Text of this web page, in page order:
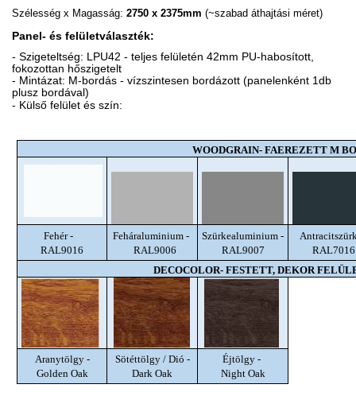
Szélesség x Magasság: 2750 x 2375mm (~szabad áthajtási méret)
Panel- és felületválaszték:
- Szigeteltség: LPU42 - teljes felületén 42mm PU-habosított,
fokozottan hőszigetelt
- Mintázat: M-bordás - vízszintesen bordázott (panelenként 1db
plusz bordával)
- Külső felület és szín:
WOODGRAIN- FAEREZETT M
Fehér -
RAL9016
Feháraluminium -
RAL9006
Szürkealuminium -
RAL9007
RAL7016
DECOCOLOR- FESTETT, DEKOR
Aranytölgy -
Golden Oak
Sötéttölgy / Dió -
Dark Oak
Éjtölgy -
Night Oak